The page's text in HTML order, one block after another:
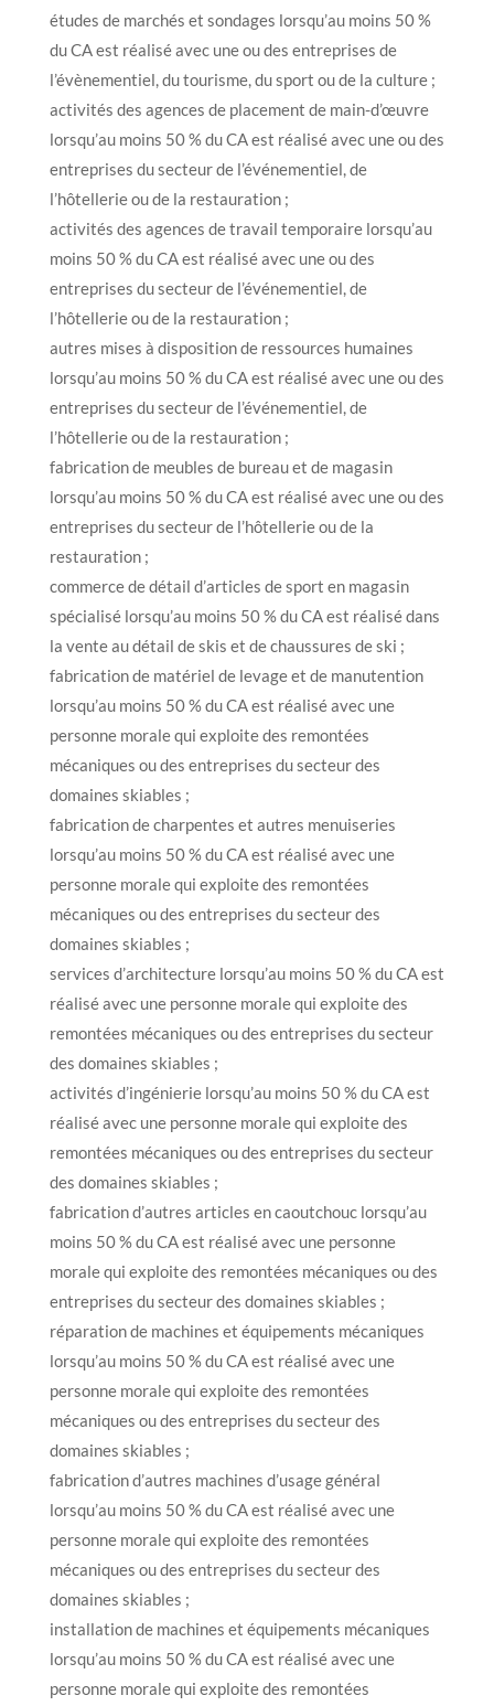
études de marchés et sondages lorsqu’au moins 50 %
du CA est réalisé avec une ou des entreprises de
l’évènementiel, du tourisme, du sport ou de la culture ;
activités des agences de placement de main-d’œuvre
lorsqu’au moins 50 % du CA est réalisé avec une ou des
entreprises du secteur de l’événementiel, de
l’hôtellerie ou de la restauration ;
activités des agences de travail temporaire lorsqu’au
moins 50 % du CA est réalisé avec une ou des
entreprises du secteur de l’événementiel, de
l’hôtellerie ou de la restauration ;
autres mises à disposition de ressources humaines
lorsqu’au moins 50 % du CA est réalisé avec une ou des
entreprises du secteur de l’événementiel, de
l’hôtellerie ou de la restauration ;
fabrication de meubles de bureau et de magasin
lorsqu’au moins 50 % du CA est réalisé avec une ou des
entreprises du secteur de l’hôtellerie ou de la
restauration ;
commerce de détail d’articles de sport en magasin
spécialisé lorsqu’au moins 50 % du CA est réalisé dans
la vente au détail de skis et de chaussures de ski ;
fabrication de matériel de levage et de manutention
lorsqu’au moins 50 % du CA est réalisé avec une
personne morale qui exploite des remontées
mécaniques ou des entreprises du secteur des
domaines skiables ;
fabrication de charpentes et autres menuiseries
lorsqu’au moins 50 % du CA est réalisé avec une
personne morale qui exploite des remontées
mécaniques ou des entreprises du secteur des
domaines skiables ;
services d’architecture lorsqu’au moins 50 % du CA est
réalisé avec une personne morale qui exploite des
remontées mécaniques ou des entreprises du secteur
des domaines skiables ;
activités d’ingénierie lorsqu’au moins 50 % du CA est
réalisé avec une personne morale qui exploite des
remontées mécaniques ou des entreprises du secteur
des domaines skiables ;
fabrication d’autres articles en caoutchouc lorsqu’au
moins 50 % du CA est réalisé avec une personne
morale qui exploite des remontées mécaniques ou des
entreprises du secteur des domaines skiables ;
réparation de machines et équipements mécaniques
lorsqu’au moins 50 % du CA est réalisé avec une
personne morale qui exploite des remontées
mécaniques ou des entreprises du secteur des
domaines skiables ;
fabrication d’autres machines d’usage général
lorsqu’au moins 50 % du CA est réalisé avec une
personne morale qui exploite des remontées
mécaniques ou des entreprises du secteur des
domaines skiables ;
installation de machines et équipements mécaniques
lorsqu’au moins 50 % du CA est réalisé avec une
personne morale qui exploite des remontées